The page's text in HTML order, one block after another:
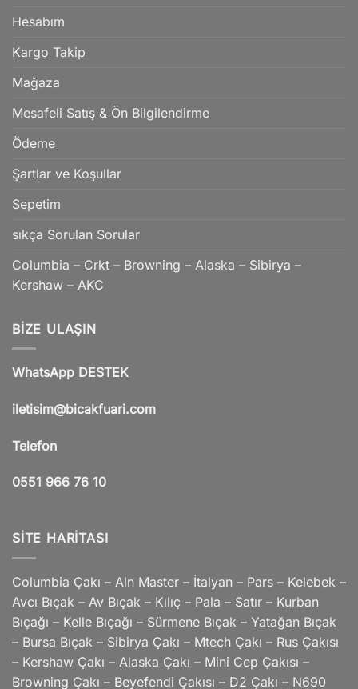
Hesabım
Kargo Takip
Mağaza
Mesafeli Satış & Ön Bilgilendirme
Ödeme
Şartlar ve Koşullar
Sepetim
sıkça Sorulan Sorular
Columbia – Crkt – Browning – Alaska – Sibirya –
Kershaw – AKC
BIZE ULAŞIN
WhatsApp DESTEK
iletisim@bicakfuari.com
Telefon
0551 966 76 10
SITE HARITASI
Columbia Çakı – Aln Master – İtalyan – Pars – Kelebek –
Avcı Bıçak – Av Bıçak – Kılıç – Pala – Satır – Kurban
Bıçağı – Kelle Bıçağı – Sürmene Bıçak – Yatağan Bıçak
– Bursa Bıçak – Sibirya Çakı – Mtech Çakı – Rus Çakısı
– Kershaw Çakı – Alaska Çakı – Mini Cep Çakısı –
Browning Çakı – Beyefendi Çakısı – D2 Çakı – N690